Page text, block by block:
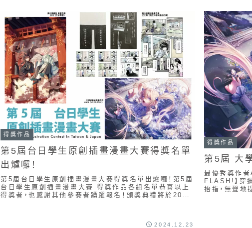
得獎作品
第5屆台日學生原創插畫漫畫大賽得獎名單
出爐囉！
第5屆台日學生原創插畫漫畫大賽得獎名單出爐囉！第5屆
台日學生原創插畫漫畫大賽 得獎作品各組名單恭喜以上
得獎者，也感謝其他參賽者踴躍報名！頒獎典禮將於2025
2024.12.23
得獎作品
第5屆 大
最優秀獎作
FLASH!】穿
抬指，無聲地